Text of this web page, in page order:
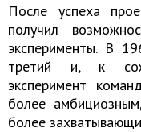
После успеха
получил
эксперименты. В
третий и, к
эксперимент
более
более